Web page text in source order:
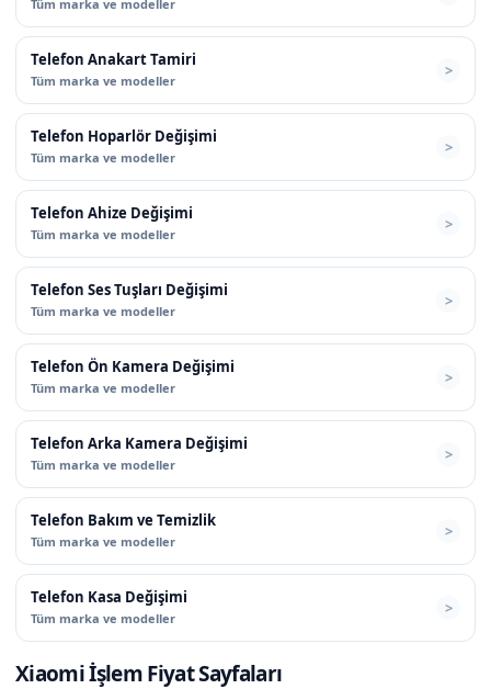
Tüm marka ve modeller
Telefon Anakart Tamiri
Tüm marka ve modeller
Telefon Hoparlör Değişimi
Tüm marka ve modeller
Telefon Ahize Değişimi
Tüm marka ve modeller
Telefon Ses Tuşları Değişimi
Tüm marka ve modeller
Telefon Ön Kamera Değişimi
Tüm marka ve modeller
Telefon Arka Kamera Değişimi
Tüm marka ve modeller
Telefon Bakım ve Temizlik
Tüm marka ve modeller
Telefon Kasa Değişimi
Tüm marka ve modeller
Xiaomi İşlem Fiyat Sayfaları